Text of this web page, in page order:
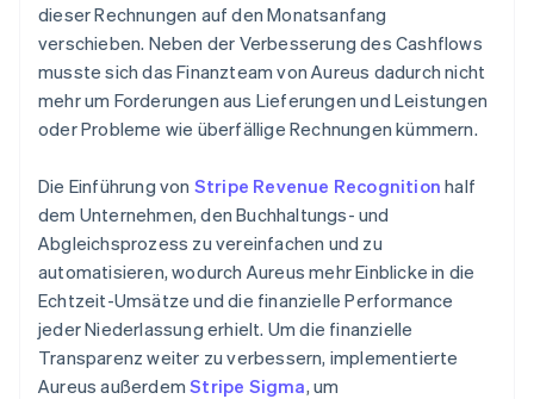
dieser Rechnungen auf den Monatsanfang
verschieben. Neben der Verbesserung des Cashflows
musste sich das Finanzteam von Aureus dadurch nicht
mehr um Forderungen aus Lieferungen und Leistungen
oder Probleme wie überfällige Rechnungen kümmern.
Die Einführung von Stripe Revenue Recognition half
dem Unternehmen, den Buchhaltungs- und
Abgleichsprozess zu vereinfachen und zu
automatisieren, wodurch Aureus mehr Einblicke in die
Echtzeit-Umsätze und die finanzielle Performance
jeder Niederlassung erhielt. Um die finanzielle
Transparenz weiter zu verbessern, implementierte
Aureus außerdemStripe Sigma, um